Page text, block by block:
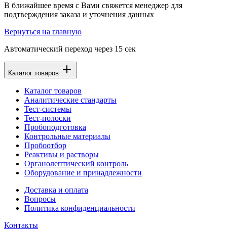
В ближайшее время с Вами свяжется менеджер для
подтверждения заказа и уточнения данных
Вернуться на главную
Автоматический переход через 15 сек
Каталог товаров
Каталог товаров
Аналитические стандарты
Тест-системы
Тест-полоски
Пробоподготовка
Контрольные материалы
Пробоотбор
Реактивы и растворы
Органолептический контроль
Оборудование и принадлежности
Доставка и оплата
Вопросы
Политика конфиденциальности
Контакты